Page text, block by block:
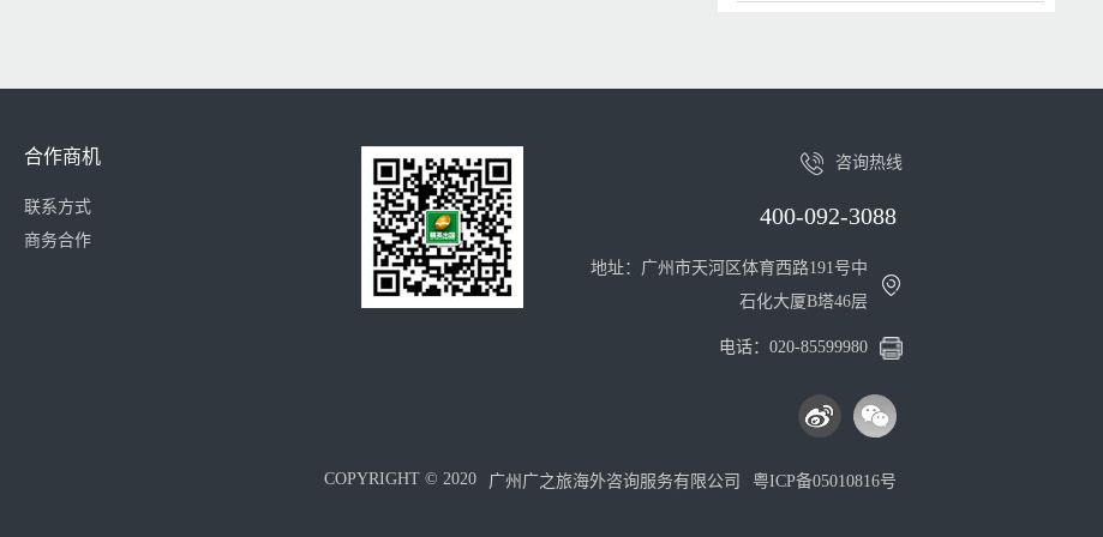
合作商机
联系方式
商务合作
咨询热线
400-092-3088
地址：广州市天河区体育西路191号中
石化大厦B塔46层
电话：020-85599980
COPYRIGHT © 2020 广州广之旅海外咨询服务有限公司 粤ICP备05010816号